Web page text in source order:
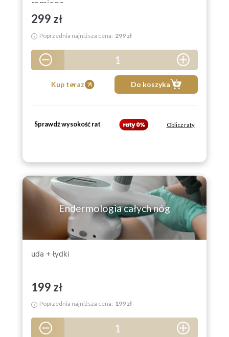
ramiona
299 zł
i Poprzednia najniższa cena: 299 zł
1
5
Kup teraz Do koszyka
Sprawdź wysokość rat Oblicz raty
Endermologia całych nóg
uda + łydki
199 zł
i Poprzednia najniższa cena: 199 zł
1